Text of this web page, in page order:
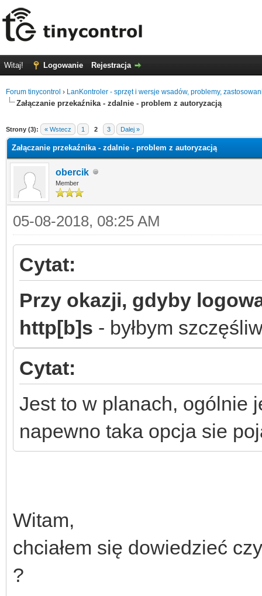
Witaj! Logowanie Rejestracja
Forum tinycontrol › LanKontroler - sprzęt i wersje wsadów, problemy,
Załączanie przekaźnika - zdalnie - problem z autoryzacją
Strony (3): « Wstecz 1 2 3 Dalej »
Załączanie przekaźnika - zdalnie - problem z autoryzacją
obercik
Member
05-08-2018, 08:25 AM
Cytat:
Przy okazji, gdyby
http[b]s - byłbym
Cytat:
Jest to w planach, ogólnie
napewno taka opcja sie
Witam,
chciałem się dowiedzieć
?